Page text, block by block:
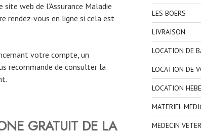
web de l’Assurance Maladie
rendez-vous en ligne si cela est
votre compte, un
recommande de consulter la
GRATUIT DE LA
LES BOERS
LIVRAISON
LOCATION DE
LOCATION DE
LOCATION
MATERIEL
MEDECIN